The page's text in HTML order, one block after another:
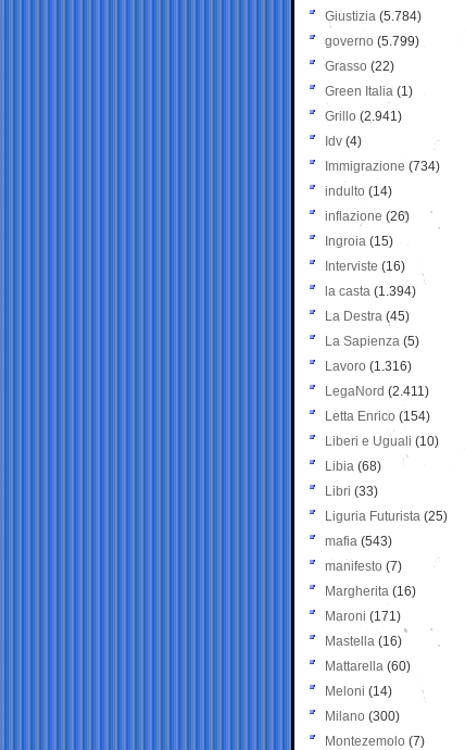
Giustizia (5.784)
governo (5.799)
Grasso (22)
Green Italia (1)
Grillo (2.941)
Idv (4)
Immigrazione (734)
indulto (14)
inflazione (26)
Ingroia (15)
Interviste (16)
la casta (1.394)
La Destra (45)
La Sapienza (5)
Lavoro (1.316)
LegaNord (2.411)
Letta Enrico (154)
Liberi e Uguali (10)
Libia (68)
Libri (33)
Liguria Futurista (25)
mafia (543)
manifesto (7)
Margherita (16)
Maroni (171)
Mastella (16)
Mattarella (60)
Meloni (14)
Milano (300)
Montezemolo (7)